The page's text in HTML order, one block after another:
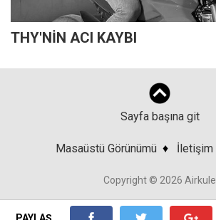
THY'NİN ACI KAYBI
Sayfa başına git
Masaüstü Görünümü ♦ İletişim
Copyright © 2026 Airkule